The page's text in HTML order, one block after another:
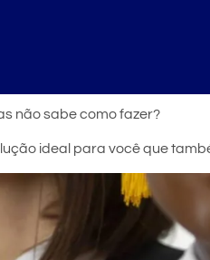
não sabe como fazer?
ideal para você que